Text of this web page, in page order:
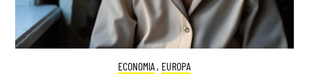
ECONOMIA , EUROPA